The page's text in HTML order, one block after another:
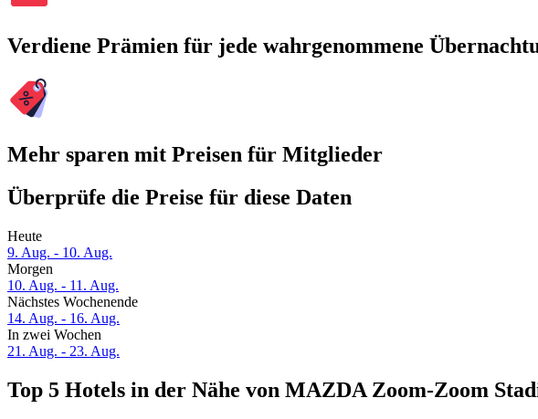
Verdiene Prämien für jede wahrgenommene
Mehr sparen mit Preisen für Mitglieder
Überprüfe die Preise für diese Daten
Heute
9. Aug. - 10. Aug.
Morgen
10. Aug. - 11. Aug.
Nächstes Wochenende
14. Aug. - 16. Aug.
In zwei Wochen
21. Aug. - 23. Aug.
Top 5 Hotels in der Nähe von MAZDA Zoom-Zoom